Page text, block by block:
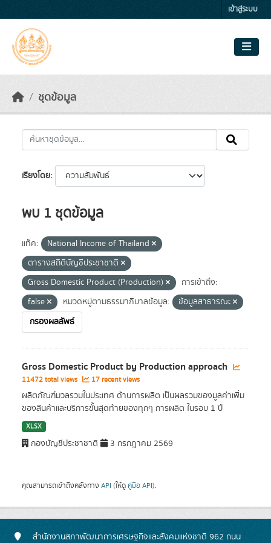
เข้าสู่ระบบ
ชุดข้อมูล
เรียงโดย
พบ 1 ชุดข้อมูล
แท็ค:
National Income of Thailand
ตารางสถิติบัญชีประชาชาติ
Gross Domestic Product (Production)
การเข้าถึง:
false
หมวดหมู่ตามธรรมาภิบาลข้อมูล:
ข้อมูลสาธารณะ
กรองผลลัพธ์
Gross Domestic Product by Production approach
11472 total views 17 recent views
ผลิตภัณฑ์มวลรวมในประเทศ ด้านการผลิต เป็นผลรวมของมูลค่าเพิ่ม
ของสินค้าและบริการขั้นสุดท้ายของทุกๆ การผลิต ในรอบ 1 ปี
XLSX
กองบัญชีประชาชาติ 3 กรกฎาคม 2569
คุณสามารถเข้าถึงคลังทาง API (ให้ดู คู่มือ API).
สำนักงานสภาพัฒนาการเศรษฐกิจและสังคมแห่งชาติ 962 ถนน